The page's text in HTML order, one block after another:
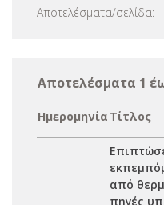
Αποτελέσματα/σελίδα:
Αποτελέσματα 1
Ημερομηνία Τίτλος
από
πηγές